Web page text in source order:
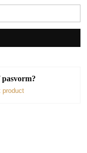
product